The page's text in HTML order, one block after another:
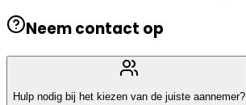
Neem contact op
Hulp nodig bij het kiezen van de juiste aannemer?